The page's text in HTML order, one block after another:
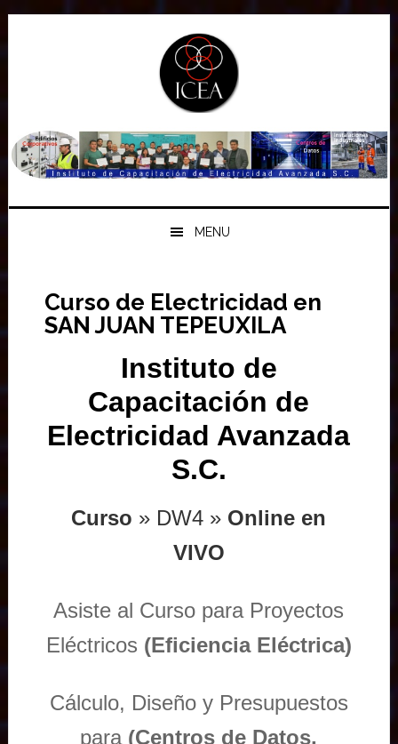
Saltar
Saltar
Saltar
principal
MENU
Curso de Electricidad en
SAN JUAN TEPEUXILA
Instituto de
Capacitación de
Electricidad Avanzada
S.C.
Curso » DW4 » Online en
VIVO
Asiste al Curso para Proyectos
Eléctricos (Eficiencia Eléctrica)
Cálculo, Diseño y Presupuestos
para (Centros de Datos,